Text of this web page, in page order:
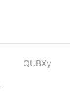
QUBXy